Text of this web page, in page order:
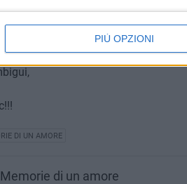
PIÙ OPZIONI
DI UN AMORE
Memorie di un amore